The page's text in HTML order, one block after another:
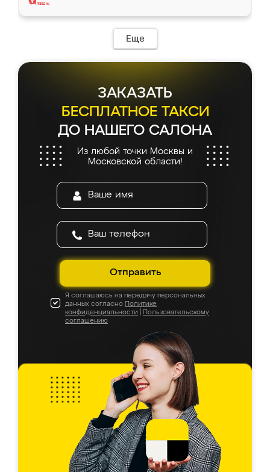
Еще
ЗАКАЗАТЬ
БЕСПЛАТНОЕ ТАКСИ
ДО НАШЕГО САЛОНА
Из любой точки Москвы и
Московской области!
Отправить
Я соглашаюсь на передачу персональных
данных согласно Политике
конфиденциальности
Пользовательскому
соглашению